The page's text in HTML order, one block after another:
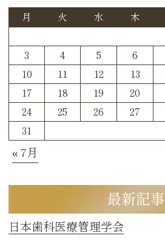
月 火 水 木
3
4 5 6
10
11 12 13
17
18 19 20
24
25 26 27
31
« 7月
最新記事
日本歯科医療管理学会